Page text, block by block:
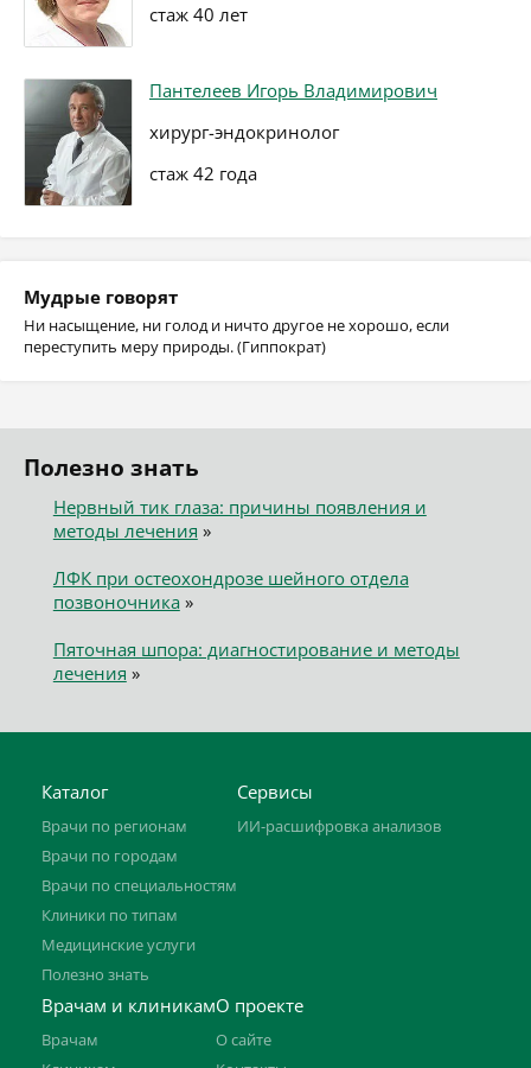
стаж 40 лет
Пантелеев Игорь Владимирович
хирург-эндокринолог
стаж 42 года
Мудрые говорят
Ни насыщение, ни голод и ничто другое не хорошо, если
переступить меру природы. (Гиппократ)
Полезно знать
Нервный тик глаза: причины появления и
методы лечения »
ЛФК при остеохондрозе шейного отдела
позвоночника»
Пяточная шпора: диагностирование и методы
лечения »
Каталог
Врачи по регионам
Врачи по городам
Врачи по специальностям
Клиники по типам
Медицинские услуги
Полезно знать
Сервисы
ИИ-расшифровка анализов
Врачам и клиникам
Врачам
О проекте
О сайте